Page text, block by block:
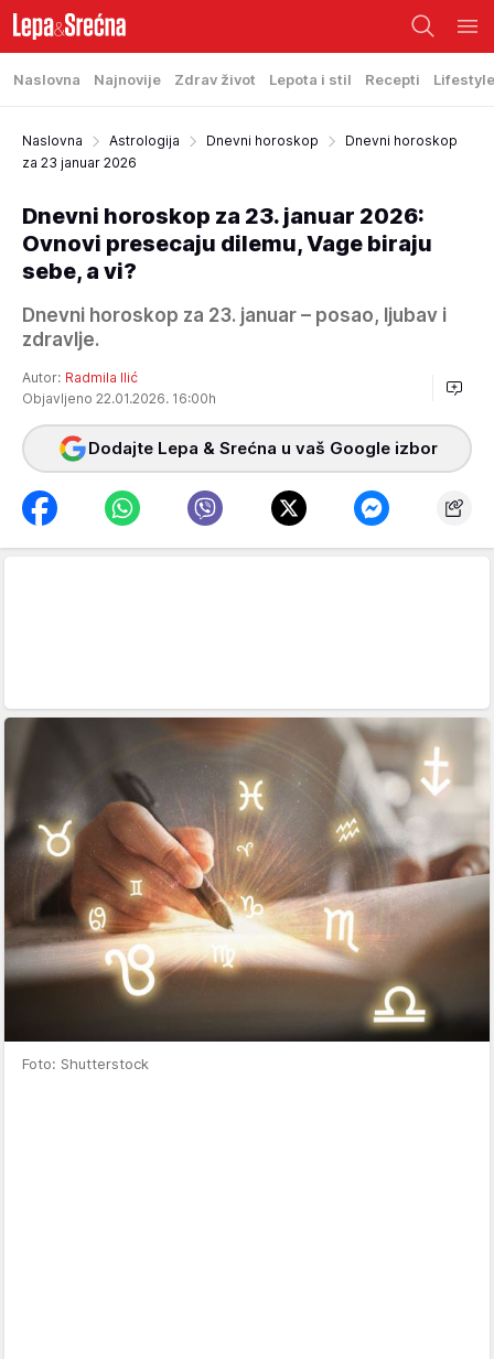
Naslovna Najnovije Zdrav život Lepota i stil Recepti Lifestyle
Naslovna Astrologija Dnevni horoskop
Dnevni horoskop
za 23 januar 2026
Dnevni horoskop za 23. januar 2026:
Ovnovi presecaju dilemu, Vage biraju
sebe, a vi?
Dnevni horoskop za 23. januar – posao, ljubav i
zdravlje.
Autor: Radmila Ilić
Objavljeno 22.01.2026. 16:00h
Dodajte Lepa & Srećna u vaš Google izbor
Foto: Shutterstock